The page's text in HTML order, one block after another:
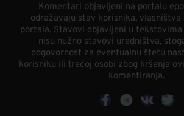
Komentari objavljeni na portalu
odražavaju stav korisnika,
portala. Stavovi objavljeni u
nisu nužno stavovi uredništva,
odgovornost za eventualnu štetu
korisniku ili trećoj osobi zbog kršenja
komentiranja.